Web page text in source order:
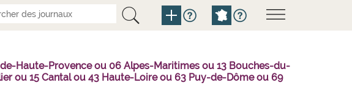
Haute-Provence ou 06 Alpes-Maritimes ou 13 Bouches-du-
ou 15 Cantal ou 43 Haute-Loire ou 63 Puy-de-Dôme ou 69